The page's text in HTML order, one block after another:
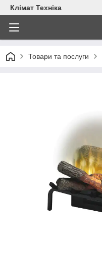
Клімат Техніка
Товари та послуги